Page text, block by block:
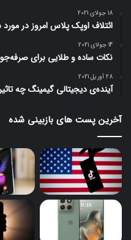
18 جولای 2021
ائتلاف اوپک پلاس امروز در
14 جولای 2021
نکات ساده و طلایی برای
28 آوریل 2021
آینده‌ی دیجیتالی گیمینگ چه
آخرین پست های بازبینی شده